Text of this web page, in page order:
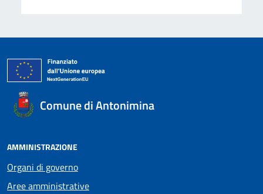
Comune di Antonimina
AMMINISTRAZIONE
Organi di governo
Aree amministrative